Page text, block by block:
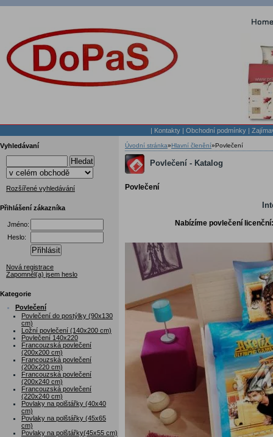
| Kontakty | Obchodní podmínky |
Vyhledávaní
Hledat
Rozšířené vyhledávání
Přihlášení zákazníka
Jméno:
Heslo:
Přihlásit
Nová registrace
Zapomněl(a) jsem heslo
Kategorie
Povlečení
Povlečení do postýlky (90x130
cm)
Ložní povlečení (140x200 cm)
Povlečení 140x220
Francouzská povlečení
(200x200 cm)
Francouzská povlečení
(200x220 cm)
Francouzská povlečení
(200x240 cm)
Francouzská povlečení
(220x240 cm)
Povlaky na polštářky (40x40
cm)
Povlaky na polštářky (45x65
cm)
Povlaky na polštářky(45x55 cm)
Úvodní stránka»Hlavní členění»Povlečení
Povlečení - Katalog
Povlečení
Nabízíme povlečení